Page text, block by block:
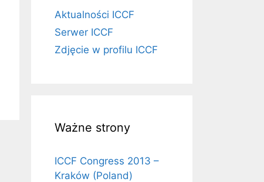
Aktualności ICCF
Serwer ICCF
Zdjęcie w profilu ICCF
Ważne strony
ICCF Congress 2013 –
Kraków (Poland)